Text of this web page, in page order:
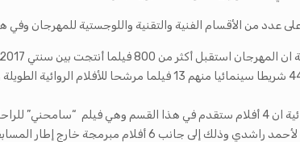
وعن العروض الخاصة، قالت المديرة الفنية لأيام قرطاج السينمائية ان 4 أفلام
إطار المسابقة الرسمية وضمن الاختيار الرسمي.